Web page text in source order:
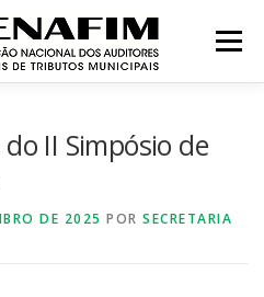
Menu
II Simpósio de
DE 2025 POR SECRETARIA